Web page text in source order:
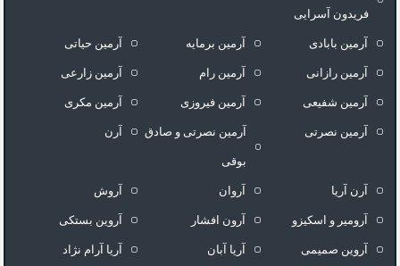
فریدون آسرایی
آرمین بابادی آرمین برمایه آرمین حیاتی
آرمین رازانی آرمین رام آرمین زارعی
آرمین شفیعی آرمین فیروزی آرمین مکری
آرمین نصرتی آرمین نصرتی و صادق
بوقی
آرن
آرن آریا آروان آروش
آرومیر و اسکیزو آرون افشار آروین بستکی
آروین صمیمی آریا آبان آریا آرام نژاد